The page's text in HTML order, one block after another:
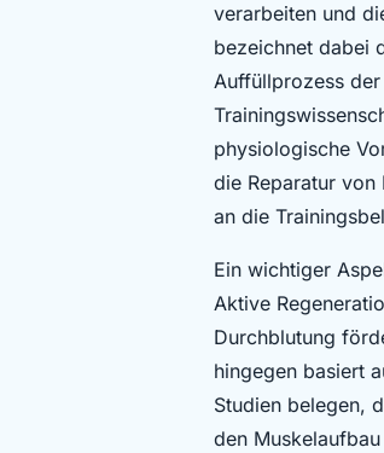
verarbeiten und
bezeichnet dabei
Auffüllprozess
physiologische
die Reparatur von
an die
Ein wichtiger
Aktive
Durchblutung
hingegen basiert
Studien belegen,
den